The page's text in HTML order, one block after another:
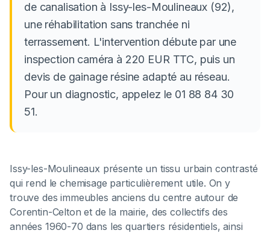
de canalisation à Issy-les-Moulineaux (92),
une réhabilitation sans tranchée ni
terrassement. L'intervention débute par une
inspection caméra à 220 EUR TTC, puis un
devis de gainage résine adapté au réseau.
Pour un diagnostic, appelez le 01 88 84 30
51.
Issy-les-Moulineaux présente un tissu urbain contrasté
qui rend le chemisage particulièrement utile. On y
trouve des immeubles anciens du centre autour de
Corentin-Celton et de la mairie, des collectifs des
années 1960-70 dans les quartiers résidentiels, ainsi